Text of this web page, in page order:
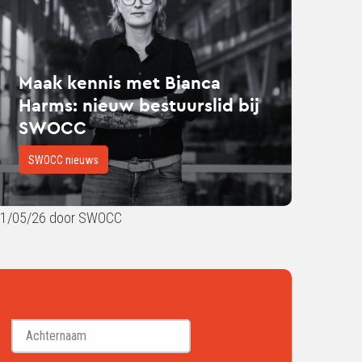
Maak kennis met Bianca
Harms: nieuw bestuurslid bij
SWOCC
SWOCC nieuws
05/26 door SWOCC